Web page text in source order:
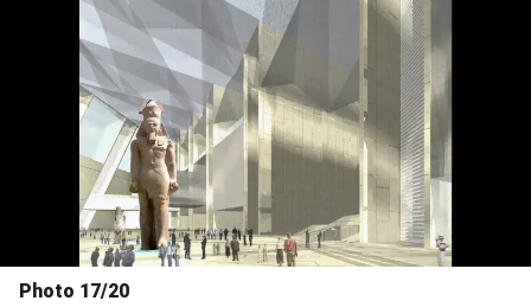
Photo 17/20